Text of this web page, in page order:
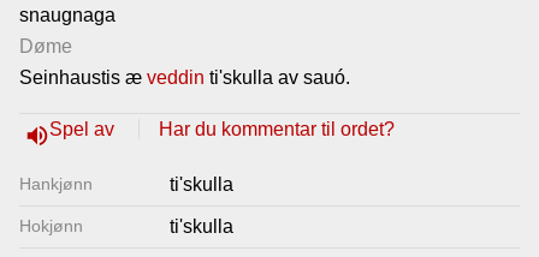
snaugnaga
Døme
Seinhaustis æ veddin ti'skulla av sauó.
volume_upSpel av Har du kommentar til ordet?
Hankjønn ti'skulla
Hokjønn ti'skulla
Gjestebok
Nyhende
Lenkjer